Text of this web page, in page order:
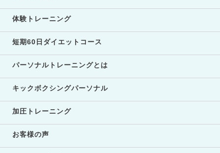
体験トレーニング
短期60日ダイエットコース
パーソナルトレーニングとは
キックボクシングパーソナル
加圧トレーニング
お客様の声